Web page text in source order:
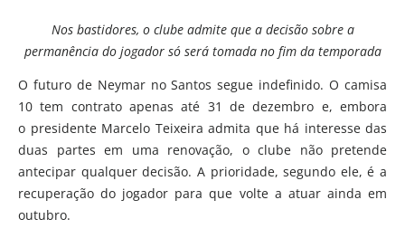
Nos bastidores, o clube admite que a decisão sobre a
permanência do jogador só será tomada no fim da temporada
O futuro de Neymar no Santos segue indefinido. O camisa
10 tem contrato apenas até 31 de dezembro e, embora
o presidente Marcelo Teixeira admita que há interesse das
duas partes em uma renovação, o clube não pretende
antecipar qualquer decisão. A prioridade, segundo ele, é a
recuperação do jogador para que volte a atuar ainda em
outubro.